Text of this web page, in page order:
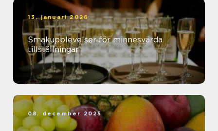
13. januari 2026
Smakupplevelser för minnesvärda
tillställningar
08. december 2025